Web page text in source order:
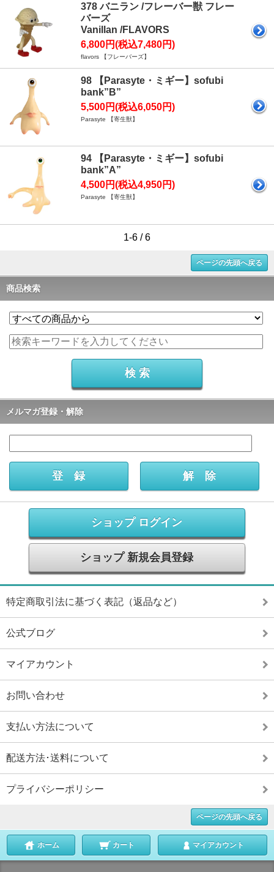
378 バニラン /フレーバー獣 フレー
バーズ
Vanillan /FLAVORS
6,800円(税込7,480円)
flavors 【フレーバーズ】
98 【Parasyte・ミギー】sofubi
bank”B”
5,500円(税込6,050円)
Parasyte 【寄生獣】
94 【Parasyte・ミギー】sofubi
bank”A”
4,500円(税込4,950円)
Parasyte 【寄生獣】
1-6 / 6
ページの先頭へ戻る
商品検索
メルマガ登録・解除
ショップ ログイン
ショップ 新規会員登録
特定商取引法に基づく表記（返品など）
公式ブログ
マイアカウント
お問い合わせ
支払い方法について
配送方法･送料について
プライバシーポリシー
ページの先頭へ戻る
ホーム カート マイアカウント